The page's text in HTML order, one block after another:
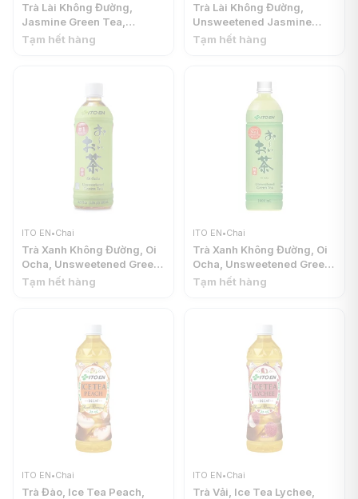
Trà Lài Không Đường,
Jasmine Green Tea,
Unsweetened (500ml) -
Tạm hết hàng
Trà Lài Không Đường,
Unsweetened Jasmine
Green Tea, 16.9 fl oz
Tạm hết hàng
ITO EN•Chai
Trà Xanh Không Đường, Oi
Ocha, Unsweetened Green
Tea, 16.9 fl oz (500ml) -
Tạm hết hàng
ITO EN•Chai
Trà Xanh Không Đường, Oi
Ocha, Unsweetened Green
Tea (1000ml) - ITO EN
Tạm hết hàng
ITO EN•Chai
Trà Đào, Ice Tea Peach,
ITO EN•Chai
Trà Vải, Ice Tea Lychee,